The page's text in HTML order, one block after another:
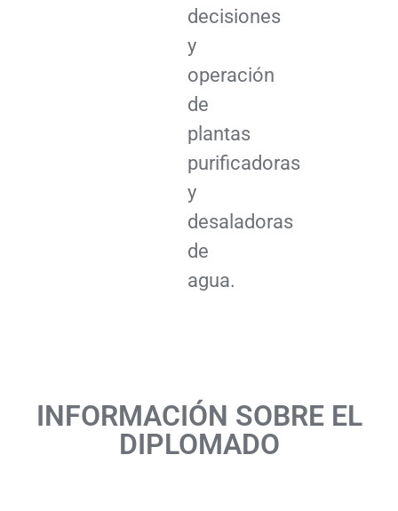
decisiones
y
operación
de
plantas
purificadoras
y
desaladoras
de
agua.
INFORMACIÓN SOBRE EL
DIPLOMADO